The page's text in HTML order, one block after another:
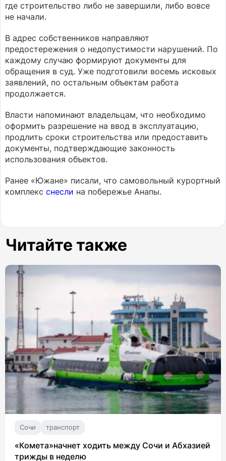
где строительство либо не завершили, либо вовсе
не начали.
В адрес собственников направляют
предостережения о недопустимости нарушений. По
каждому случаю формируют документы для
обращения в суд. Уже подготовили восемь исковых
заявлений, по остальным объектам работа
продолжается.
Власти напоминают владельцам, что необходимо
оформить разрешение на ввод в эксплуатацию,
продлить сроки строительства или предоставить
документы, подтверждающие законность
использования объектов.
Ранее «Южане» писали, что самовольный курортный
комплекс снесли на побережье Анапы.
Читайте также
Сочи транспорт
«Комета»начнет ходить между Сочи и Абхазией
трижды в неделю